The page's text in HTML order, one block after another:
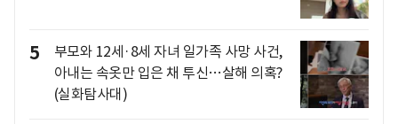
5
부모와 12세·8세 자녀 일가족 사망 사건,
아내는 속옷만 입은 채 투신…살해 의혹?
(실화탐사대)